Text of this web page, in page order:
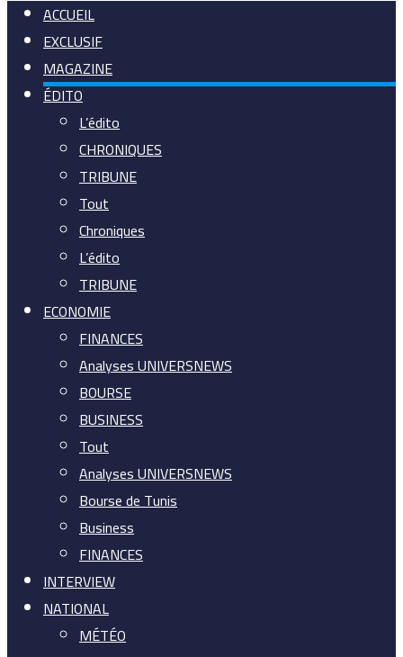
ACCUEIL
EXCLUSIF
MAGAZINE
ÉDITO
L’édito
CHRONIQUES
TRIBUNE
Tout
Chroniques
L’édito
TRIBUNE
ECONOMIE
FINANCES
Analyses UNIVERSNEWS
BOURSE
BUSINESS
Tout
Analyses UNIVERSNEWS
Bourse de Tunis
Business
FINANCES
INTERVIEW
NATIONAL
MÉTÉO